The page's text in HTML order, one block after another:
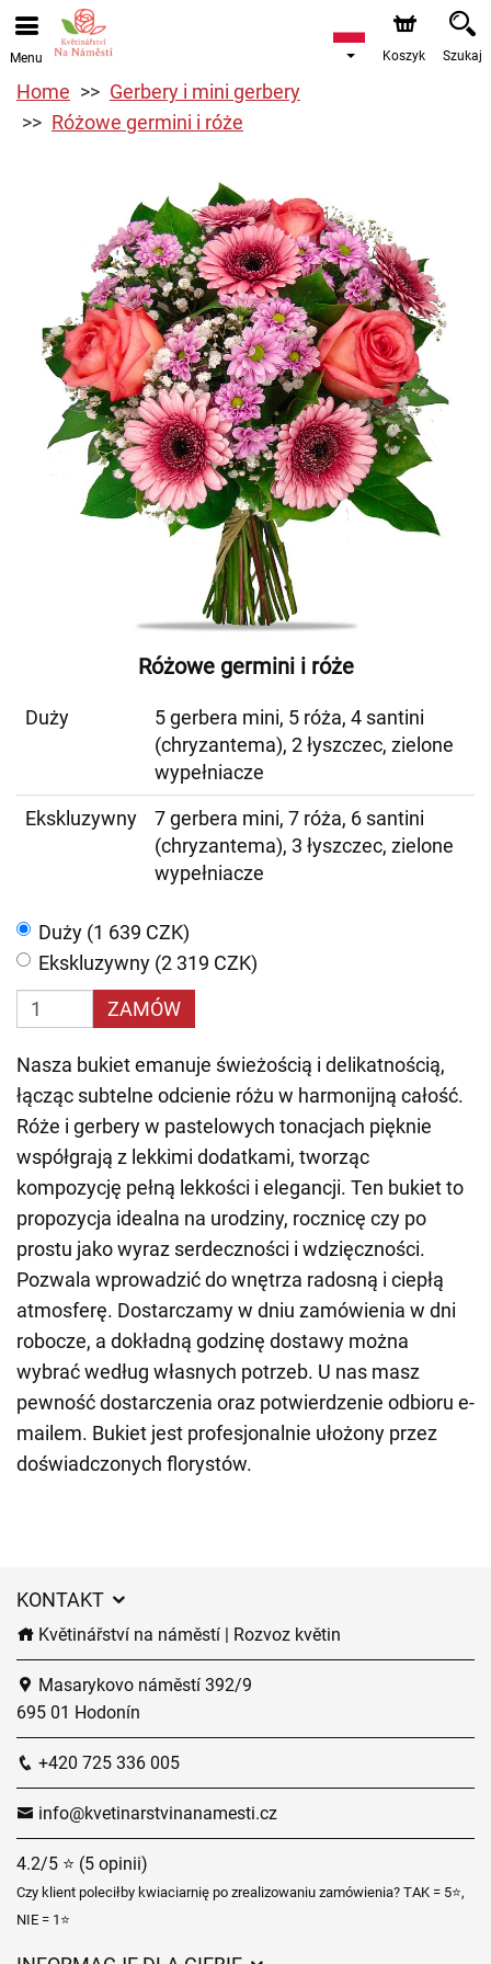
Menu Koszyk Szukaj
Home
Gerbery i mini gerbery
Różowe germini i róże
Różowe germini i róże
Duży
5 gerbera mini, 5 róża, 4 santini
(chryzantema), 2 łyszczec, zielone
wypełniacze
Ekskluzywny
7 gerbera mini, 7 róża, 6 santini
(chryzantema), 3 łyszczec, zielone
wypełniacze
Duży (1 639 CZK)
Ekskluzywny (2 319 CZK)
ZAMÓW
Nasza bukiet emanuje świeżością i delikatnością,
łącząc subtelne odcienie różu w harmonijną całość.
Róże i gerbery w pastelowych tonacjach pięknie
współgrają z lekkimi dodatkami, tworząc
kompozycję pełną lekkości i elegancji. Ten bukiet to
propozycja idealna na urodziny, rocznicę czy po
prostu jako wyraz serdeczności i wdzięczności.
Pozwala wprowadzić do wnętrza radosną i ciepłą
atmosferę. Dostarczamy w dniu zamówienia w dni
robocze, a dokładną godzinę dostawy można
wybrać według własnych potrzeb. U nas masz
pewność dostarczenia oraz potwierdzenie odbioru e-
mailem. Bukiet jest profesjonalnie ułożony przez
doświadczonych florystów.
KONTAKT
Květinářství na náměstí | Rozvoz květin
Masarykovo náměstí 392/9
695 01 Hodonín
+420 725 336 005
info@kvetinarstvinanamesti.cz
4.2/5 ⭐ (5 opinii)
Czy klient poleciłby kwiaciarnię po zrealizowaniu zamówienia? TAK = 5⭐,
NIE = 1⭐